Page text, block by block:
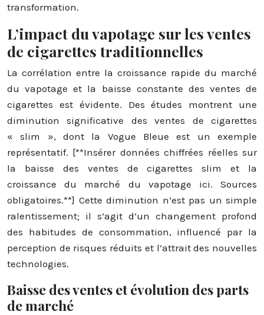
transformation.
L’impact du vapotage sur les ventes
de cigarettes traditionnelles
La corrélation entre la croissance rapide du marché
du vapotage et la baisse constante des ventes de
cigarettes est évidente. Des études montrent une
diminution significative des ventes de cigarettes
« slim », dont la Vogue Bleue est un exemple
représentatif. [**Insérer données chiffrées réelles sur
la baisse des ventes de cigarettes slim et la
croissance du marché du vapotage ici. Sources
obligatoires.**] Cette diminution n’est pas un simple
ralentissement; il s’agit d’un changement profond
des habitudes de consommation, influencé par la
perception de risques réduits et l’attrait des nouvelles
technologies.
Baisse des ventes et évolution des parts
de marché